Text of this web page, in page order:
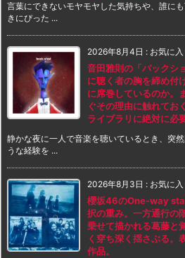
言葉にできないモヤモヤした気持ちや、誰に
きにぴった ...
2026年8月4日 : お気に入
音田雅則の「バックシ
に聴く者の胸を締め付
に席巻しているのか。
ぐその理由に触れてお
ライブラリに絶対に必
静かな夜に一人で音楽を聴いているとき、突
うな経験を ...
2026年8月3日 : お気に入
櫻坂46のOne-way
択の重み。一方通行の
乗せて描かれる葛藤と
く穿ち深く揺さぶる。
作品。